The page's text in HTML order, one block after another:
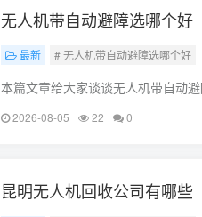
无人机带自动避障选哪个好
最新 # 无人机带自动避障选哪个好
本篇文章给大家谈谈无人机带自动
用无人机自动跟随模式
2026-08-05 22 0
昆明无人机回收公司有哪些